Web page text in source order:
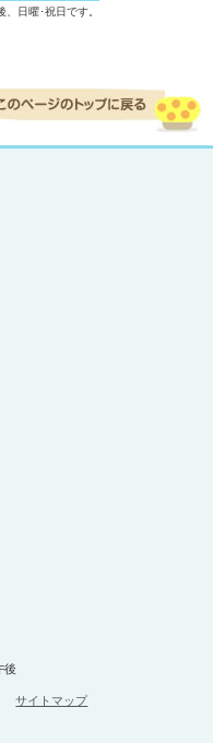
日曜･祝日です。
後
サイトマップ